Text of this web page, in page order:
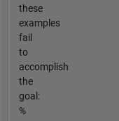
these
examples
fail
to
accomplish
the
goal:
%